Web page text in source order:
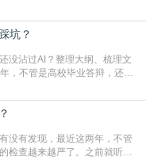
的审查是严谨投稿流程中不可
介绍“投稿SCI有查重吗”。
坑？
没沾过AI？整理大纲、梳理文
，不管是高校毕业答辩，还是
到底有啥区别？这里说透：普
防的是抄袭；AI查重查的是你
没有发现，最近这两年，不管
检查越来越严了。之前就听身